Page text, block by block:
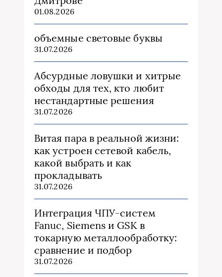
01.08.2026
объемные световые буквы
31.07.2026
Абсурдные ловушки и хитрые
обходы для тех, кто любит
нестандартные решения
31.07.2026
Витая пара в реальной жизни:
как устроен сетевой кабель,
какой выбрать и как
прокладывать
31.07.2026
Интеграция ЧПУ-систем
Fanuc, Siemens и GSK в
токарную металлообработку:
сравнение и подбор
31.07.2026